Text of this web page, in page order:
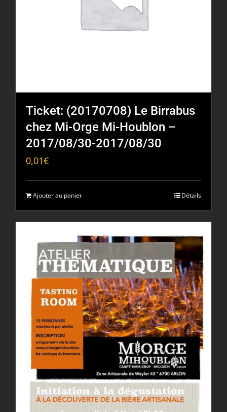
Ticket: (20170708) Le Birrabus
chez Mi-Orge Mi-Houblon –
2017/08/30-2017/08/30
0,01€
Ajouter au panier Détails